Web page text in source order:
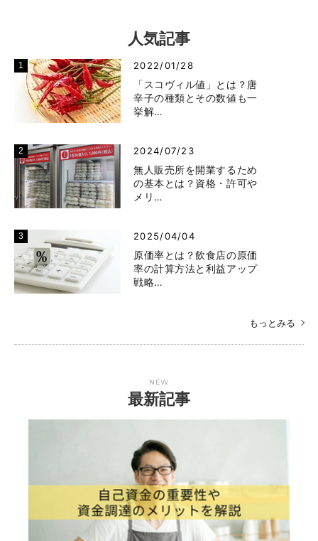
人気記事
2022/01/28
「スコヴィル値」とは？唐
辛子の種類とその数値も一
挙解…
2024/07/23
無人販売所を開業するため
の基本とは？資格・許可や
メリ…
2025/04/04
原価率とは？飲食店の原価
率の計算方法と利益アップ
戦略…
もっとみる
NEW
最新記事